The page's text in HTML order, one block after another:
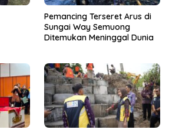
Pemancing Terseret Arus di
Sungai Way Semuong
Ditemukan Meninggal Dunia